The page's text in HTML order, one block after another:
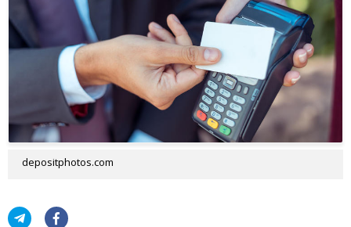
depositphotos.com